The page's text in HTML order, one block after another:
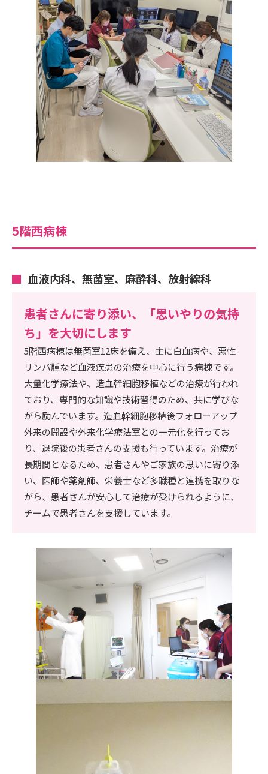
5階西病棟
血液内科、無菌室、麻酔科、放射線科
患者さんに寄り添い、「思いやりの気持
ち」を大切にします
5階西病棟は無菌室12床を備え、主に白血病や、悪性
リンパ腫など血液疾患の治療を中心に行う病棟です。
大量化学療法や、造血幹細胞移植などの治療が行われ
ており、専門的な知識や技術習得のため、共に学びな
がら励んでいます。造血幹細胞移植後フォローアップ
外来の開設や外来化学療法室との一元化を行ってお
り、退院後の患者さんの支援も行っています。治療が
長期間となるため、患者さんやご家族の思いに寄り添
い、医師や薬剤師、栄養士など多職種と連携を取りな
がら、患者さんが安心して治療が受けられるように、
チームで患者さんを支援しています。